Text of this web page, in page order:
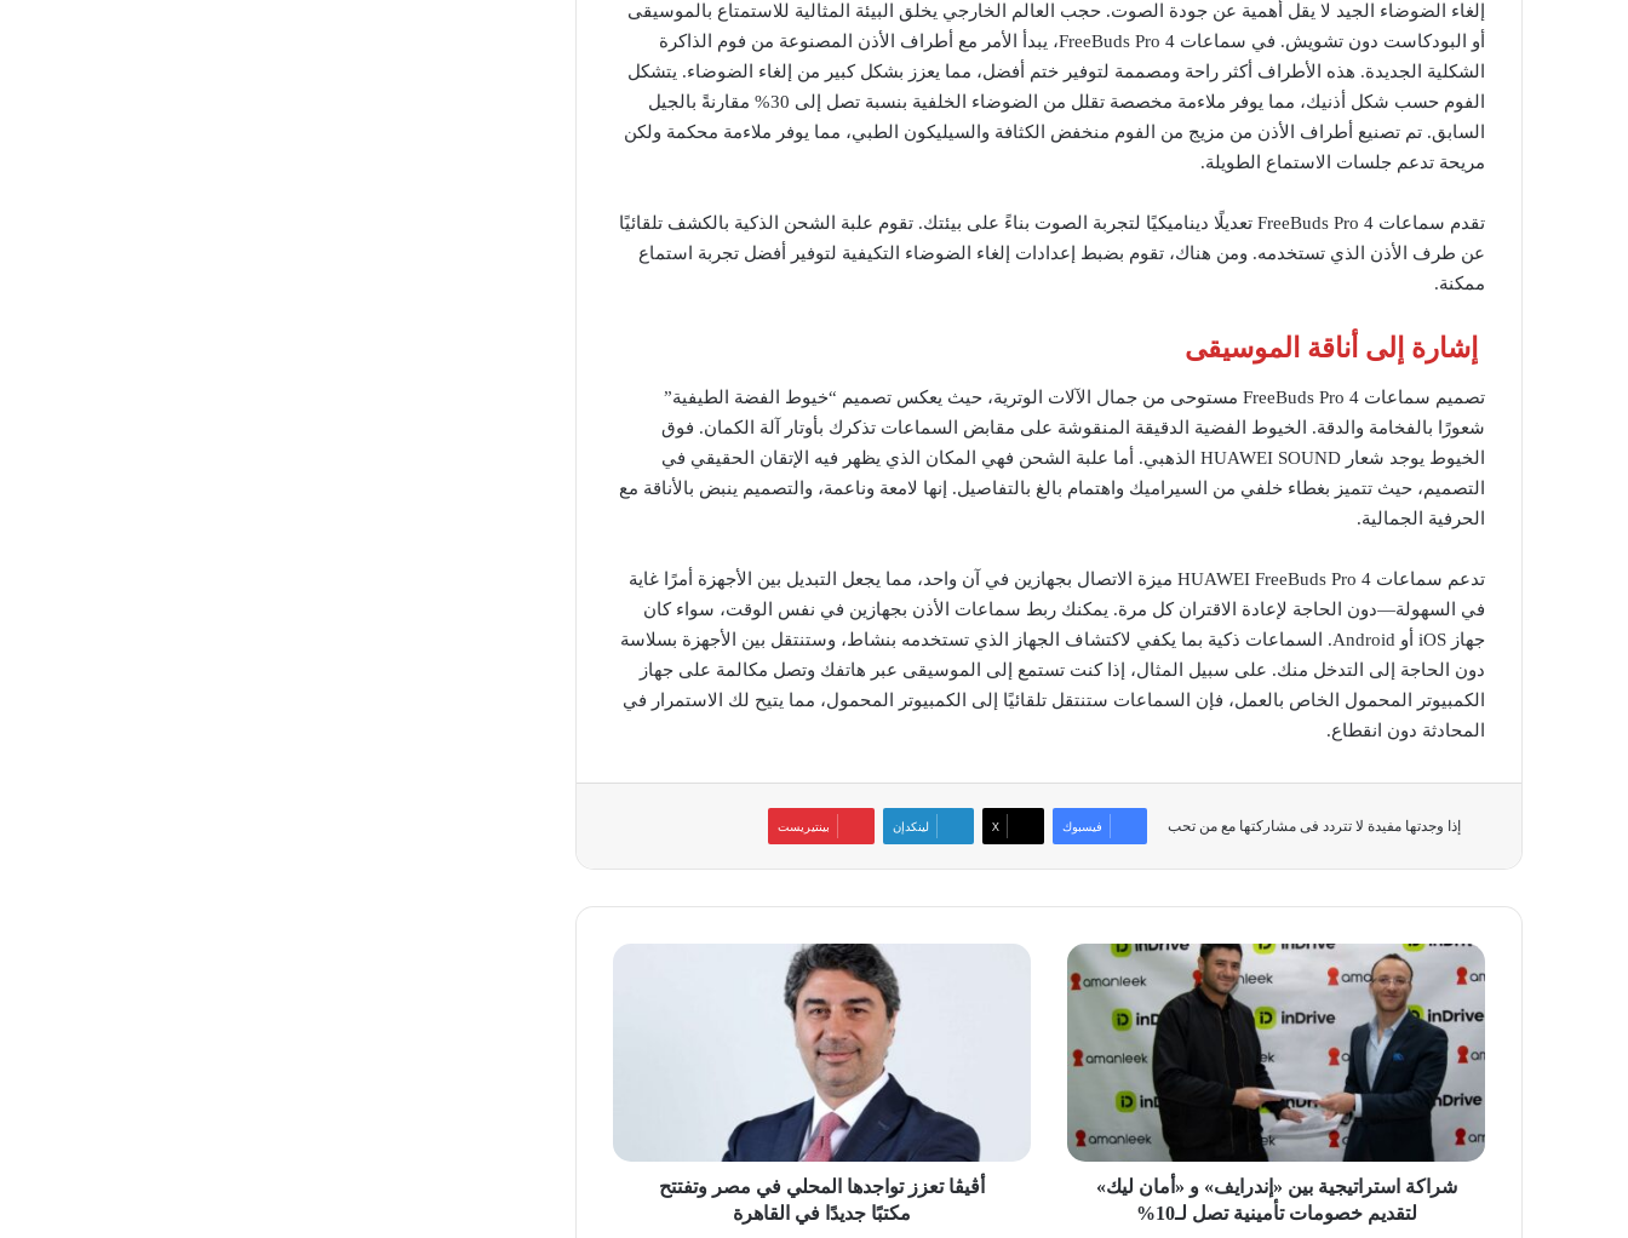
إلغاء الضوضاء الجيد لا يقل أهمية عن جودة الصوت. حجب العالم الخارجي يخلق البيئة المثالية للاستمتاع بالموسيقى
أو البودكاست دون تشويش. في سماعات FreeBuds Pro 4، يبدأ الأمر مع أطراف الأذن المصنوعة من فوم الذاكرة
الشكلية الجديدة. هذه الأطراف أكثر راحة ومصممة لتوفير ختم أفضل، مما يعزز بشكل كبير من إلغاء الضوضاء. يتشكل
الفوم حسب شكل أذنيك، مما يوفر ملاءمة مخصصة تقلل من الضوضاء الخلفية بنسبة تصل إلى 30% مقارنةً بالجيل
السابق. تم تصنيع أطراف الأذن من مزيج من الفوم منخفض الكثافة والسيليكون الطبي، مما يوفر ملاءمة محكمة ولكن
مريحة تدعم جلسات الاستماع الطويلة.
تقدم سماعات FreeBuds Pro 4 تعديلًا ديناميكيًا لتجربة الصوت بناءً على بيئتك. تقوم علبة الشحن الذكية بالكشف تلقائيًا
عن طرف الأذن الذي تستخدمه. ومن هناك، تقوم بضبط إعدادات إلغاء الضوضاء التكيفية لتوفير أفضل تجربة استماع
ممكنة.
إشارة إلى أناقة الموسيقى
تصميم سماعات FreeBuds Pro 4 مستوحى من جمال الآلات الوترية، حيث يعكس تصميم “خيوط الفضة الطيفية”
شعورًا بالفخامة والدقة. الخيوط الفضية الدقيقة المنقوشة على مقابض السماعات تذكرك بأوتار آلة الكمان. فوق
الخيوط يوجد شعار HUAWEI SOUND الذهبي. أما علبة الشحن فهي المكان الذي يظهر فيه الإتقان الحقيقي في
التصميم، حيث تتميز بغطاء خلفي من السيراميك واهتمام بالغ بالتفاصيل. إنها لامعة وناعمة، والتصميم ينبض بالأناقة مع
الحرفية الجمالية.
تدعم سماعات HUAWEI FreeBuds Pro 4 ميزة الاتصال بجهازين في آن واحد، مما يجعل التبديل بين الأجهزة أمرًا غاية
في السهولة—دون الحاجة لإعادة الاقتران كل مرة. يمكنك ربط سماعات الأذن بجهازين في نفس الوقت، سواء كان
جهاز iOS أو Android. السماعات ذكية بما يكفي لاكتشاف الجهاز الذي تستخدمه بنشاط، وستنتقل بين الأجهزة بسلاسة
دون الحاجة إلى التدخل منك. على سبيل المثال، إذا كنت تستمع إلى الموسيقى عبر هاتفك وتصل مكالمة على جهاز
الكمبيوتر المحمول الخاص بالعمل، فإن السماعات ستنتقل تلقائيًا إلى الكمبيوتر المحمول، مما يتيح لك الاستمرار في
المحادثة دون انقطاع.
إذا وجدتها مفيدة لا تتردد فى مشاركتها مع من تحب فيسبوك ‫X لينكدإن بينتيريست
شراكة
استراتيجية
«إندرايف»
و
ليك»
لتقديم
خصومات
تأمينيةشراكة استراتيجية بين «إندرايف» و «أمان ليك»
لتقديم خصومات تأمينية تصل لـ10%
أڤيڤا
جديدًا
أڤيڤا تعزز تواجدها المحلي في مصر وتفتتح
مكتبًا جديدًا في القاهرة